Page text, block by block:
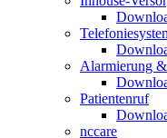
Alarmierung
Patientenruf
nccare